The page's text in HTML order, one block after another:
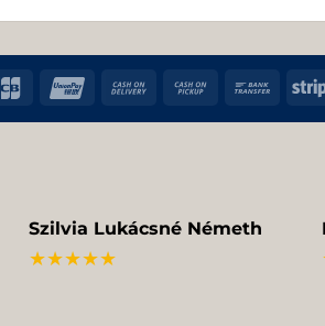
JCB UnionPayCash
Cash
Bank
Szilvia Lukácsné Németh
★★★★★